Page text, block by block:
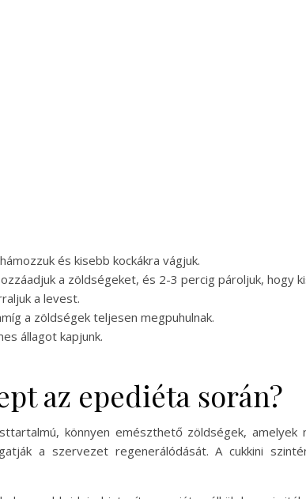
és kisebb kockákra vágjuk.
a zöldségeket, és 2-3 percig pároljuk, hogy
a levest.
a zöldségek teljesen megpuhulnak.
állagot kapjunk.
az epediéta során?
könnyen emészthető zöldségek,
a szervezet regenerálódását. A cukkini